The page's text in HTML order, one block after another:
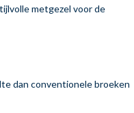
metgezel voor de
dan conventionele broeken